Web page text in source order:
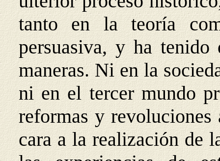
tanto en la teoría
persuasiva, y ha tenido
maneras. Ni en la
ni en el tercer mundo
reformas y revoluciones
cara a la realización de